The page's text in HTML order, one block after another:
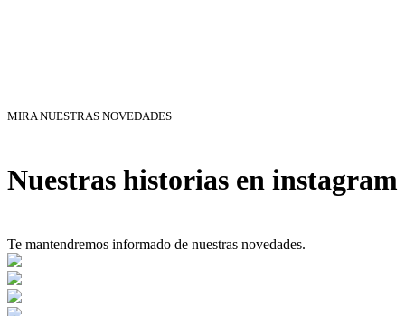
MIRA NUESTRAS NOVEDADES
Nuestras historias en instagram
Te mantendremos informado de nuestras novedades.